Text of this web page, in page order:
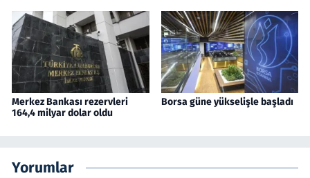
Merkez Bankası rezervleri
164,4 milyar dolar oldu
Borsa güne yükselişle başladı
Yorumlar